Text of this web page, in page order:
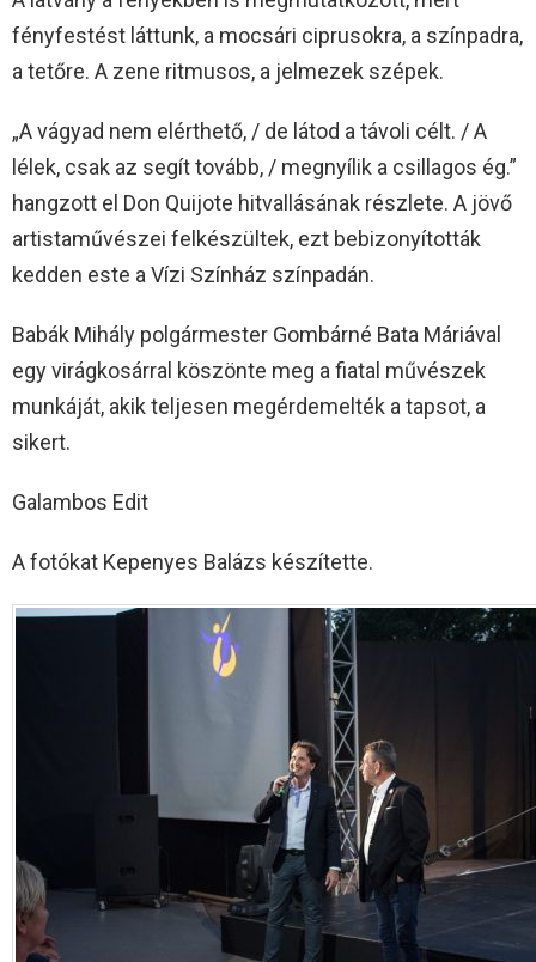
fényfestést láttunk, a mocsári ciprusokra, a színpadra,
a tetőre. A zene ritmusos, a jelmezek szépek.
„A vágyad nem elérthető, / de látod a távoli célt. / A
lélek, csak az segít tovább, / megnyílik a csillagos ég.”
hangzott el Don Quijote hitvallásának részlete. A jövő
artistaművészei felkészültek, ezt bebizonyították
kedden este a Vízi Színház színpadán.
Babák Mihály polgármester Gombárné Bata Máriával
egy virágkosárral köszönte meg a fiatal művészek
munkáját, akik teljesen megérdemelték a tapsot, a
sikert.
Galambos Edit
A fotókat Kepenyes Balázs készítette.